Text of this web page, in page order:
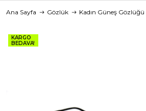
Ana Sayfa Gözlük Kadın Güneş Gözlüğü
KARGO
BEDAVA!